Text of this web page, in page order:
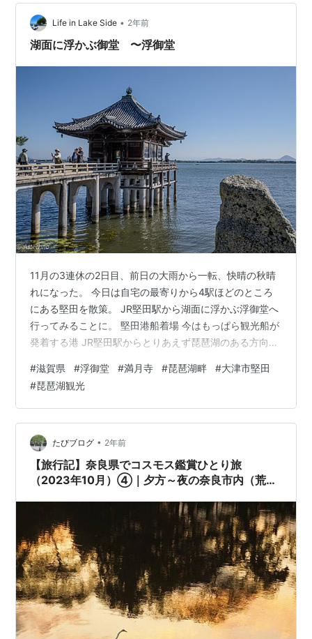
に建てられたお堂、浮御堂。 僕は今までこの浮御堂を7
回ほど訪問している。そのすべてをここで記すのは難し
いが、好きなスポットなのでその思いをギュギュッと圧
Life in Lake Side • 2年前
湖面に浮かぶ御堂 〜浮御堂
11月の3連休の2日目、前日の大雨から一転、快晴の秋晴
れになった。 今日は自宅の最寄りから4駅ほどのところ
にある堅田を散策。 JR堅田駅から湖面に浮かぶ浮御堂へ
行ってみることに。 堅田港船着場 今はもっぱら観光船が
発着する港 JR堅田駅からとりあえず琵琶湖のある方向に
岸の守山とを結ぶ渡し船が出ていたと思うが、今は観光
船が主に利用する堅田港に着いた。 オープンデッキの遊
覧船が通り過ぎていく。 琵琶湖の観光船というと大津港
（浜大津）から出発するミシガンやビアンカなどが有名
だが、琵琶湖にあるいくつかの港からは中小の観光船
や、琵琶湖に浮かぶ島とを結…
#滋賀県 #浮御堂 #満月寺 #琵琶湖畔 #大津市堅田
#琵琶湖観光
たびブログ • 2年前
【旅行記】奈良県でコスモス鑑賞ひとり旅
（2023年10月）④｜夕方～夜の奈良市内（荒池